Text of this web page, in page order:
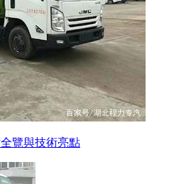
覽與技術亮點